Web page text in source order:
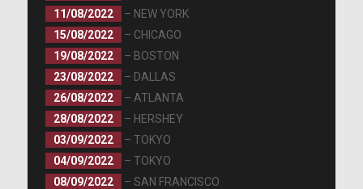
11/08/2022
– NEW YORK
15/08/2022
– CHICAGO
19/08/2022
– BOSTON
23/08/2022
– DALLAS
26/08/2022
– ATLANTA
28/08/2022
– HERSHEY
03/09/2022
– TOKYO
04/09/2022
– TOKYO
08/09/2022
– SAN FRANCISCO